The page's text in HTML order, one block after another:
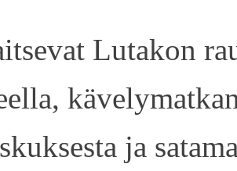
Lutakon
ja